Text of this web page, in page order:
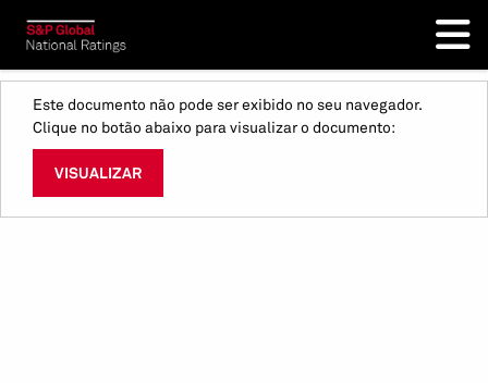
Este documento não pode ser exibido no seu navegador.
Clique no botão abaixo para visualizar o documento:
VISUALIZAR